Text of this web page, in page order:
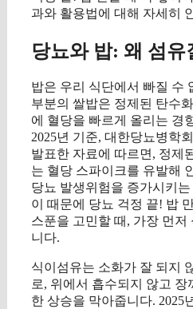
과와 활용법에 대해 자세히
당뇨와 밥: 왜 섬유
밥은 우리 식단에서 빠질 수
부분의 쌀밥은 정제된 탄수
에 혈당을 빠르게 올리는 경
2025년 기준, 대한당뇨병학
발표한 자료에 따르면, 정제
는 혈당 스파이크를 유발해
당뇨 발생위험을 증가시키
이 때문에 당뇨 걱정 끝! 밥
스푼을 고민할 때, 가장 먼
니다.
식이섬유는 소화가 잘 되지
로, 위에서 흡수되지 않고 장
한 상승을 막아줍니다. 2025